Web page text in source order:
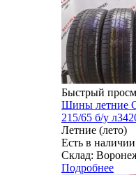
Быстрый
Шины летние
215/65 б/у
Летние (лето)
Есть в
Склад:
Подробнее